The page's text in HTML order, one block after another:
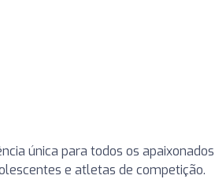
única para todos os
e atletas de competição.